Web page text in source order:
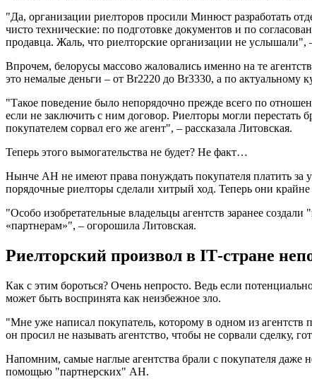
"Да, организации риелторов просили Минюст разработать
чисто технические: по подготовке документов и по
продавца. Жаль, что риелторские организации не услышали",
Впрочем, белорусы массово жаловались именно на те
это немалые деньги – от Br2220 до Br3330, а по актуальному
"Такое поведение было непорядочно прежде всего по
если не заключить с ним договор. Риелторы могли перестать
покупателем сорвал его же агент", – рассказала Литовская.
Теперь этого вымогательства не будет? Не факт…
Нынче АН не имеют права понуждать покупателя платить за
порядочные риелторы сделали хитрый ход. Теперь они
"Особо изобретательные владельцы агентств заранее
«партнерам»", – огорошила Литовская.
Риелторский произвол в IТ-стране
Как с этим бороться? Очень непросто. Ведь если
может быть воспринята как неизбежное зло.
"Мне уже написал покупатель, которому в одном из агентств
он просил не называть агентство, чтобы не сорвали сделку,
Напомним, самые наглые агентства брали с покупателя даже
помощью "партнерских" АН.